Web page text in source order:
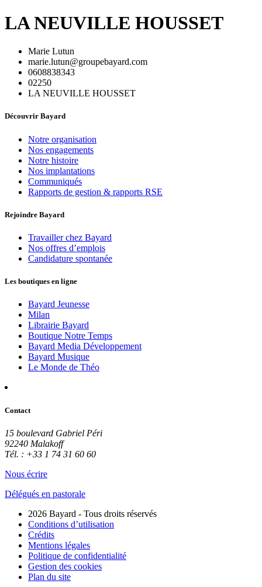
LA NEUVILLE HOUSSET
Marie Lutun
marie.lutun@groupebayard.com
0608838343
02250
LA NEUVILLE HOUSSET
Découvrir Bayard
Notre organisation
Nos engagements
Notre histoire
Nos implantations
Communiqués
Rapports de gestion & rapports RSE
Rejoindre Bayard
Travailler chez Bayard
Nos offres d’emplois
Candidature spontanée
Les boutiques en ligne
Bayard Jeunesse
Milan
Librairie Bayard
Boutique Notre Temps
Bayard Media Développement
Bayard Musique
Le Monde de Théo
Contact
15 boulevard Gabriel Péri
92240 Malakoff
Tél. : +33 1 74 31 60 60
Nous écrire
Délégués en pastorale
2026 Bayard - Tous droits réservés
Conditions d’utilisation
Crédits
Mentions légales
Politique de confidentialité
Gestion des cookies
Plan du site